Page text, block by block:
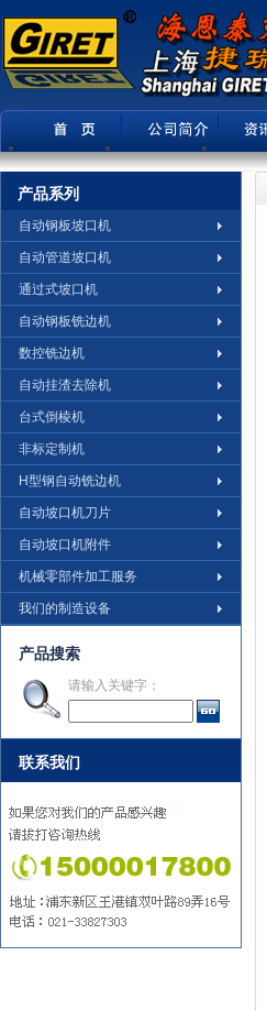
产品系列
自动钢板坡口机
自动管道坡口机
通过式坡口机
自动钢板铣边机
数控铣边机
自动挂渣去除机
台式倒棱机
非标定制机
H型钢自动铣边机
自动坡口机刀片
自动坡口机附件
机械零部件加工服务
我们的制造设备
产品搜索
请输入关键字：
联系我们